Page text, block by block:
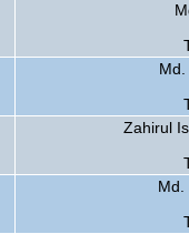
Zahirul
Md.